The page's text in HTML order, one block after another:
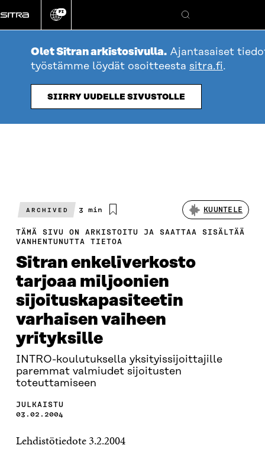
suoraan
sisältöön
Vaihda
kieli
FI
Hae
Olet Sitran arkistosivulla. Ajantasaiset
työstämme löydät osoitteesta sitra.fi.
SIIRRY UUDELLE SIVUSTOLLE
ARCHIVED
Arvioitu
3 min KUUNTELE
TÄMÄ SIVU ON ARKISTOITU JA SAATTAA SISÄLTÄÄ
VANHENTUNUTTA TIETOA
Sitran enkeliverkosto
tarjoaa miljoonien
sijoituskapasiteetin
varhaisen vaiheen
yrityksille
INTRO-koulutuksella yksityissijoittajille
paremmat valmiudet sijoitusten
toteuttamiseen
JULKAISTU
03.02.2004
Lehdistötiedote 3.2.2004